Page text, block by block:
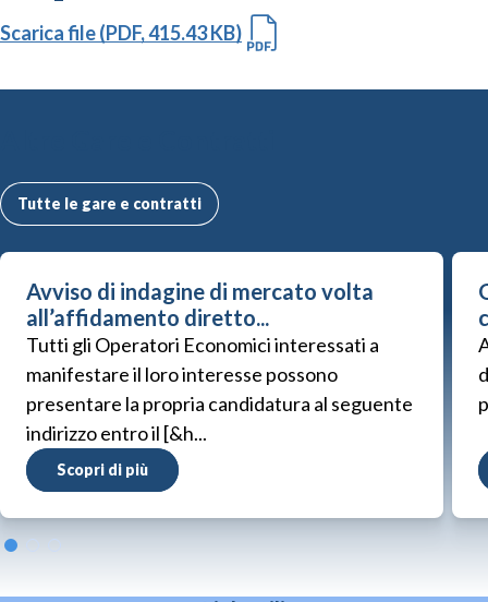
Scarica file (PDF, 415.43 KB)
Tutte le gare e contratti
Avviso di indagine di mercato volta
all’affidamento diretto...
Tutti gli Operatori Economici interessati a
manifestare il loro interesse possono
presentare la propria candidatura al seguente
indirizzo entro il [&h...
Scopri di più